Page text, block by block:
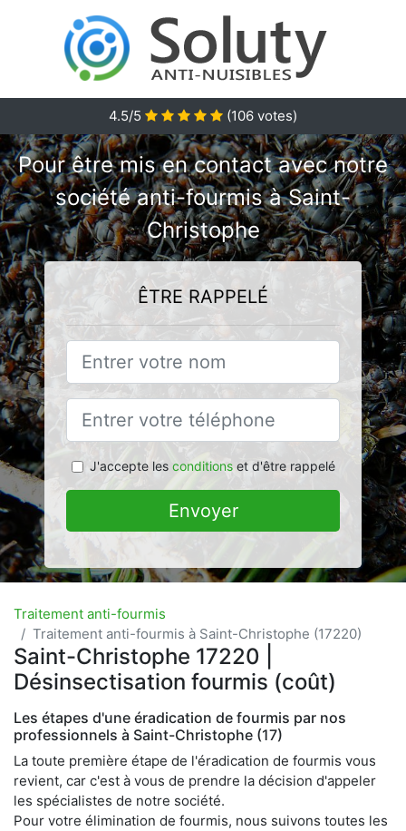
4.5/5 (106 votes)
Pour être mis en contact avec notre
société anti-fourmis à Saint-
Christophe
ÊTRE RAPPELÉ
J'accepte les conditionset d'être rappelé
Envoyer
Traitement anti-fourmis
Traitement anti-fourmis à Saint-Christophe (17220)
Saint-Christophe 17220 |
Désinsectisation fourmis (coût)
Les étapes d'une éradication de fourmis par nos
professionnels à Saint-Christophe (17)
La toute première étape de l'éradication de fourmis vous
revient, car c'est à vous de prendre la décision d'appeler
les spécialistes de notre société.
Pour votre élimination de fourmis, nous suivons toutes les